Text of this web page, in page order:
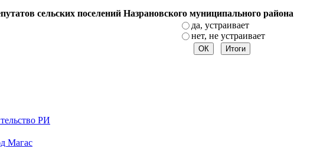
сельских поселений Назрановского муниципального района
да, устраивает
нет, не устраивает